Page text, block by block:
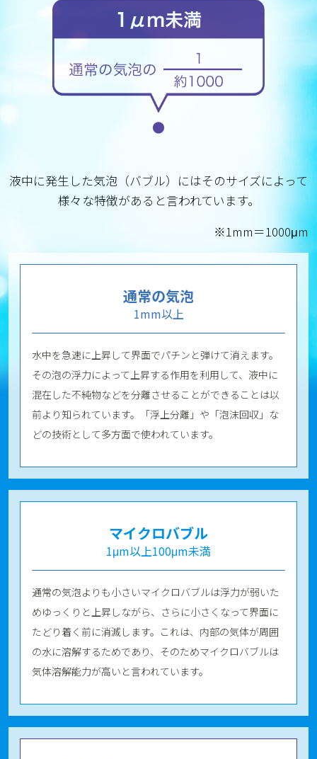
液中に発生した気泡（バブル）にはそのサイズによって
様々な特徴があると言われています。
※1mm＝1000μm
通常の気泡
1mm以上
水中を急速に上昇して界面でパチンと弾けて消えます。
その泡の浮力によって上昇する作用を利用して、液中に
混在した不純物などを分離させることができることは以
前より知られています。「浮上分離」や「泡沫回収」な
どの技術として多方面で使われています。
マイクロバブル
1μm以上100μm未満
通常の気泡よりも小さいマイクロバブルは浮力が弱いた
めゆっくりと上昇しながら、さらに小さくなって界面に
たどり着く前に消滅します。これは、内部の気体が周囲
の水に溶解するためであり、そのためマイクロバブルは
気体溶解能力が高いと言われています。